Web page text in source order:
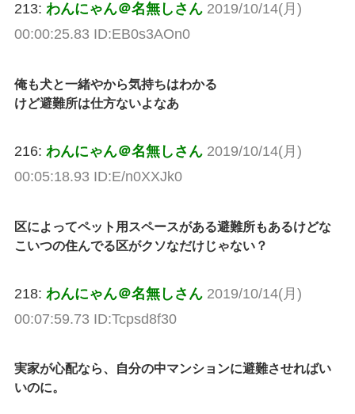
213: わんにゃん＠名無しさん 2019/10/14(月)
00:00:25.83 ID:EB0s3AOn0
俺も犬と一緒やから気持ちはわかる
けど避難所は仕方ないよなあ
216: わんにゃん＠名無しさん 2019/10/14(月)
00:05:18.93 ID:E/n0XXJk0
区によってペット用スペースがある避難所もあるけどな
こいつの住んでる区がクソなだけじゃない？
218: わんにゃん＠名無しさん 2019/10/14(月)
00:07:59.73 ID:Tcpsd8f30
実家が心配なら、自分の中マンションに避難させればい
いのに。